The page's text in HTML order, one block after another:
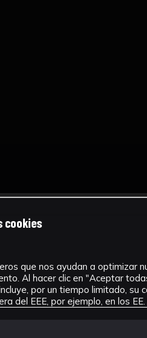
cookies
que nos ayudan a optimizar
Al hacer clic en "Aceptar
por un tiempo limitado,
del EEE, por ejemplo, en los EE.